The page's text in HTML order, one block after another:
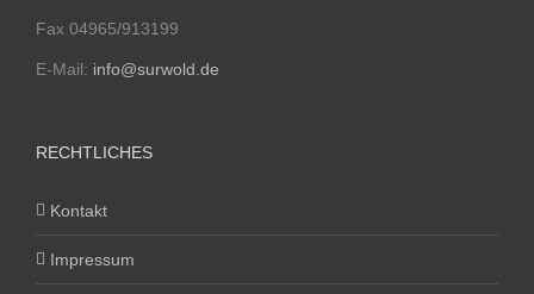
Fax 04965/913199
E-Mail: info@surwold.de
RECHTLICHES
Kontakt
Impressum